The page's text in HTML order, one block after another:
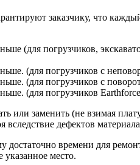
заказчику, что
(для погрузчиков,
(для погрузчиков с
(для погрузчиков с
(для погрузчиков
или заменить (не взимая
дефектов
достаточно времени для
указанное место.